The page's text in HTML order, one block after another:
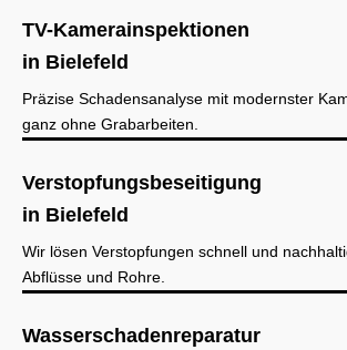
TV-Kamerainspektionen
in Bielefeld
Präzise Schadensanalyse mit modernster
ganz ohne Grabarbeiten.
Verstopfungsbeseitigung
in Bielefeld
Wir lösen Verstopfungen schnell und
Abflüsse und Rohre.
Wasserschadenreparatur